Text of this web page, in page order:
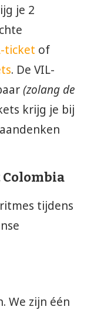
je 2
ticket of
. De VIL-
(zolang de
krijg je bij
tijdens
We zijn één